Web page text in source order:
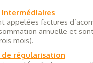
intermédiaires
appelées factures
annuelle et
mois).
de régularisation